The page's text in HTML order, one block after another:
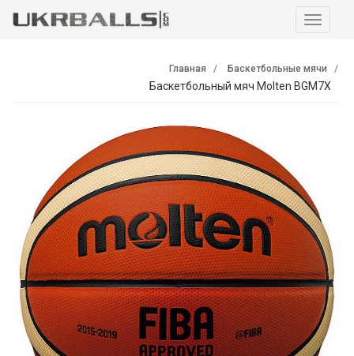
Главная Баскетбольные мячи
Баскетбольный мяч Molten BGM7X